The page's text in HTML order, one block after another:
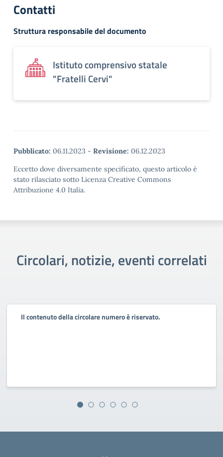
Contatti
Struttura responsabile del documento
Istituto comprensivo statale
"Fratelli Cervi"
Pubblicato: 06.11.2023 - Revisione: 06.12.2023
Eccetto dove diversamente specificato, questo articolo è
stato rilasciato sotto Licenza Creative Commons
Attribuzione 4.0 Italia.
Circolari, notizie, eventi correlati
Il contenuto della circolare numero è riservato.